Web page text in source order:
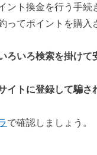
ント換金を行う手続
ってポイントを購
ろいろ検索を掛け
イトに登録して騙さ
で確認しましょう。